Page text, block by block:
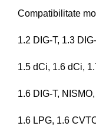
Compatibilitate
1.2 DIG-T, 1.3
1.5 dCi, 1.6 dCi,
1.6 DIG-T,
1.6 LPG, 1.6